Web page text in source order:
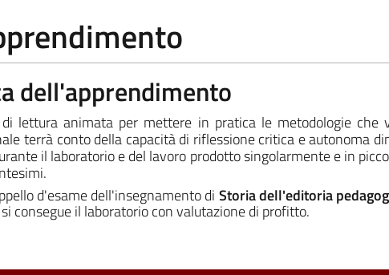
dell'apprendimento
lettura animata per mettere in pratica le metodologie che
terrà conto della capacità di riflessione critica e autonoma
il laboratorio e del lavoro prodotto singolarmente e in
d'esame dell'insegnamento di Storia dell'editoria
consegue il laboratorio con valutazione di profitto.